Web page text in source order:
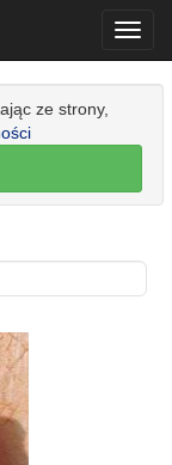
ze strony,